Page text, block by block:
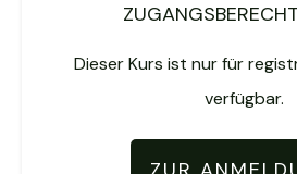
Dieser Kurs ist nur für
verfügbar.